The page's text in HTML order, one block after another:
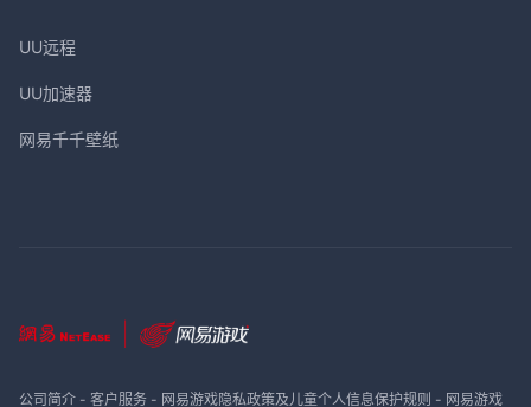
UU远程
UU加速器
网易千千壁纸
公司简介- 客户服务- 网易游戏隐私政策及儿童个人信息保护规则 - 网易游戏